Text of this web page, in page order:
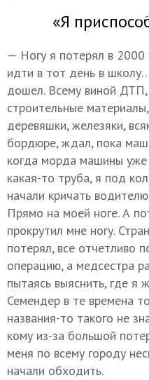
«Я
— Ногу я потерял в
идти в тот день в
дошел. Всему виной ДТП,
строительные
деревяшки, железяки,
бордюре, ждал, пока
когда морда машины уже
какая-то труба, я под
начали кричать
Прямо на моей ноге. А
прокрутил мне ногу.
потерял, все отчетливо
операцию, а медсестра
пытаясь выяснить, где я
Семендер в те времена
названия-то такого не
кому из-за большой
меня по всему городу
начали обходить.